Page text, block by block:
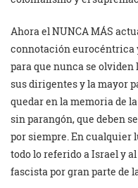
Ahora el NUNCA MÁS
connotación eurocéntrica
para que nunca se olviden
sus dirigentes y la mayor
quedar en la memoria de
sin parangón, que deben
por siempre. En cualquier
todo lo referido a Israel y
fascista por gran parte de